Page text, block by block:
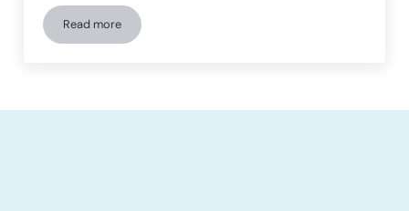
Read moreNeurologische Untersuchungsmethoden: Grundbegriffe